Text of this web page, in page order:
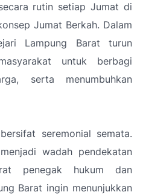
rutin setiap Jumat di
Jumat Berkah. Dalam
Lampung Barat turun
untuk berbagi
serta menumbuhkan
seremonial semata.
wadah pendekatan
penegak hukum dan
Barat ingin menunjukkan